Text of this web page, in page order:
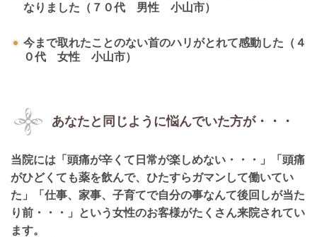
なりました（７０代 男性 小山市）
今まで取れたことのない首のハリがとれて感動した（４
０代 女性 小山市）
あなたと同じように悩んでいた方が・・・
当院には「頭痛が辛くて日常が楽しめない・・・」「頭痛
がひどくても薬を飲んで、ひたすらガマンして働いてい
た」「仕事、家事、子育てで自分の事なんて後回しが当た
り前・・・」という女性のお客様がたくさん来院されてい
ます。